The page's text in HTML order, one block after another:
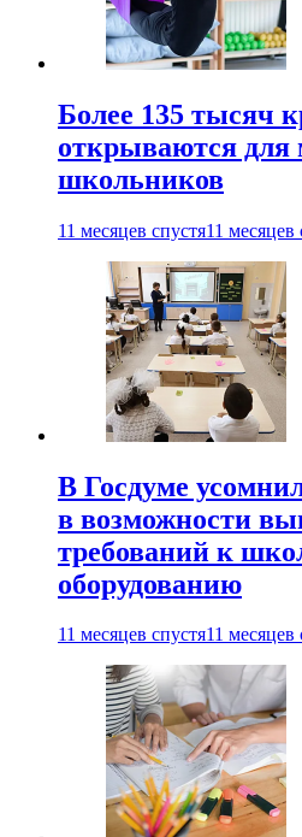
Более 135 тысяч
открываются для
школьников
11 месяцев спустя11 месяцев
В Госдуме
в возможности
требований к
оборудованию
11 месяцев спустя11 месяцев